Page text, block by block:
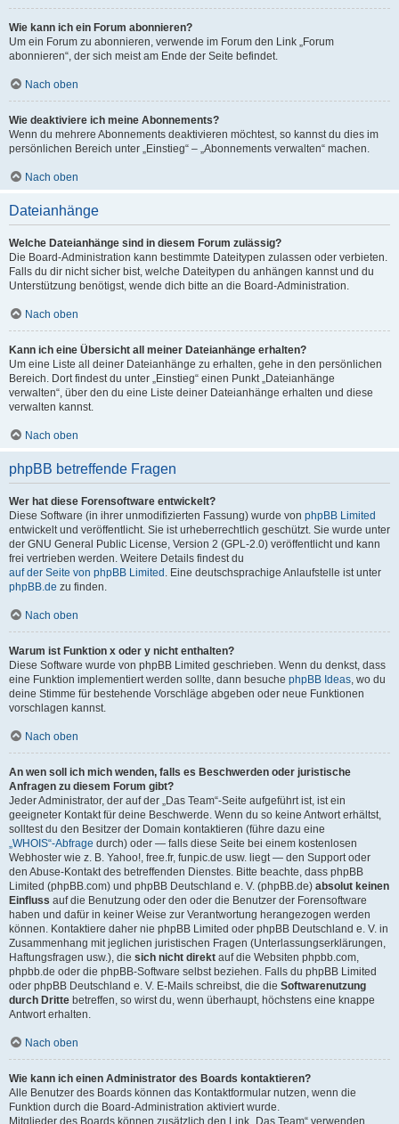
Wie kann ich ein Forum abonnieren?
Um ein Forum zu abonnieren, verwende im Forum den Link „Forum
abonnieren“, der sich meist am Ende der Seite befindet.
Nach oben
Wie deaktiviere ich meine Abonnements?
Wenn du mehrere Abonnements deaktivieren möchtest, so kannst du dies im
persönlichen Bereich unter „Einstieg“ – „Abonnements verwalten“ machen.
Nach oben
Dateianhänge
Welche Dateianhänge sind in diesem Forum zulässig?
Die Board-Administration kann bestimmte Dateitypen zulassen oder verbieten.
Falls du dir nicht sicher bist, welche Dateitypen du anhängen kannst und du
Unterstützung benötigst, wende dich bitte an die Board-Administration.
Nach oben
Kann ich eine Übersicht all meiner Dateianhänge erhalten?
Um eine Liste all deiner Dateianhänge zu erhalten, gehe in den persönlichen
Bereich. Dort findest du unter „Einstieg“ einen Punkt „Dateianhänge
verwalten“, über den du eine Liste deiner Dateianhänge erhalten und diese
verwalten kannst.
Nach oben
phpBB betreffende Fragen
Wer hat diese Forensoftware entwickelt?
Diese Software (in ihrer unmodifizierten Fassung) wurde von phpBB Limited
entwickelt und veröffentlicht. Sie ist urheberrechtlich geschützt. Sie wurde unter
der GNU General Public License, Version 2 (GPL-2.0) veröffentlicht und kann
frei vertrieben werden. Weitere Details findest du
auf der Seite von phpBB Limited . Eine deutschsprachige Anlaufstelle ist unter
phpBB.de zu finden.
Nach oben
Warum ist Funktion x oder y nicht enthalten?
Diese Software wurde von phpBB Limited geschrieben. Wenn du denkst, dass
eine Funktion implementiert werden sollte, dann besuche phpBB Ideas, wo du
deine Stimme für bestehende Vorschläge abgeben oder neue Funktionen
vorschlagen kannst.
Nach oben
An wen soll ich mich wenden, falls es Beschwerden oder juristische
Anfragen zu diesem Forum gibt?
Jeder Administrator, der auf der „Das Team“-Seite aufgeführt ist, ist ein
geeigneter Kontakt für deine Beschwerde. Wenn du so keine Antwort erhältst,
solltest du den Besitzer der Domain kontaktieren (führe dazu eine
„WHOIS“-Abfrage durch) oder — falls diese Seite bei einem kostenlosen
Webhoster wie z. B. Yahoo!, free.fr, funpic.de usw. liegt — den Support oder
den Abuse-Kontakt des betreffenden Dienstes. Bitte beachte, dass phpBB
Limited (phpBB.com) und phpBB Deutschland e. V. (phpBB.de) absolut keinen
Einfluss auf die Benutzung oder den oder die Benutzer der Forensoftware
haben und dafür in keiner Weise zur Verantwortung herangezogen werden
können. Kontaktiere daher nie phpBB Limited oder phpBB Deutschland e. V. in
Zusammenhang mit jeglichen juristischen Fragen (Unterlassungserklärungen,
Haftungsfragen usw.), die sich nicht direkt auf die Websiten phpbb.com,
phpbb.de oder die phpBB-Software selbst beziehen. Falls du phpBB Limited
oder phpBB Deutschland e. V. E-Mails schreibst, die die Softwarenutzung
durch Dritte betreffen, so wirst du, wenn überhaupt, höchstens eine knappe
Antwort erhalten.
Nach oben
Wie kann ich einen Administrator des Boards kontaktieren?
Alle Benutzer des Boards können das Kontaktformular nutzen, wenn die
Funktion durch die Board-Administration aktiviert wurde.
Mitglieder des Boards können zusätzlich den Link „Das Team“ verwenden.